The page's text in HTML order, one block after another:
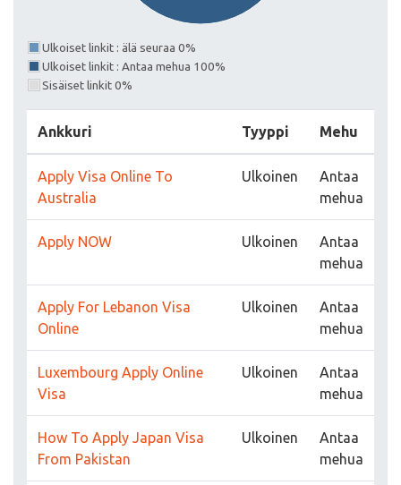
Ulkoiset linkit : älä seuraa 0%
Ulkoiset linkit : Antaa mehua 100%
Sisäiset linkit 0%
Ankkuri Tyyppi Mehu
Apply Visa Online To
Australia
Ulkoinen
Antaa
mehua
Apply NOW Ulkoinen
Antaa
mehua
Apply For Lebanon Visa
Online
Ulkoinen
Antaa
mehua
Luxembourg Apply Online
Visa
Ulkoinen
Antaa
mehua
How To Apply Japan Visa
From Pakistan
Ulkoinen
Antaa
mehua